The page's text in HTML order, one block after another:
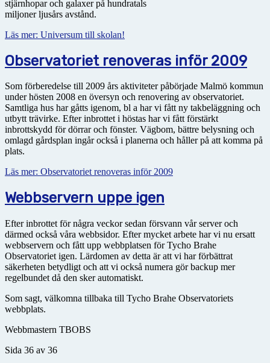
stjärnhopar och galaxer på hundratals
miljoner ljusårs avstånd.
Läs mer: Universum till skolan!
Observatoriet renoveras inför 2009
Som förberedelse till 2009 års aktiviteter påbörjade Malmö kommun
under hösten 2008 en översyn och renovering av observatoriet.
Samtliga hus har gåtts igenom, bl a har vi fått ny takbeläggning och
utbytt trävirke. Efter inbrottet i höstas har vi fått förstärkt
inbrottskydd för dörrar och fönster. Vägbom, bättre belysning och
omlagd gårdsplan ingår också i planerna och håller på att komma på
plats.
Läs mer: Observatoriet renoveras inför 2009
Webbservern uppe igen
Efter inbrottet för några veckor sedan försvann vår server och
därmed också våra webbsidor. Efter mycket arbete har vi nu ersatt
webbservern och fått upp webbplatsen för Tycho Brahe
Observatoriet igen. Lärdomen av detta är att vi har förbättrat
säkerheten betydligt och att vi också numera gör backup mer
regelbundet då den sker automatiskt.
Som sagt, välkomna tillbaka till Tycho Brahe Observatoriets
webbplats.
Webbmastern TBOBS
Sida 36 av 36